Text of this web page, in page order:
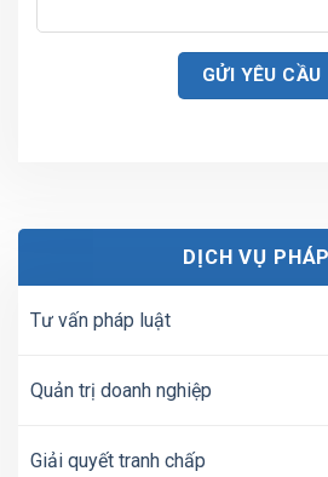
DỊCH VỤ
Tư vấn pháp luật
Quản trị doanh nghiệp
Giải quyết tranh chấp